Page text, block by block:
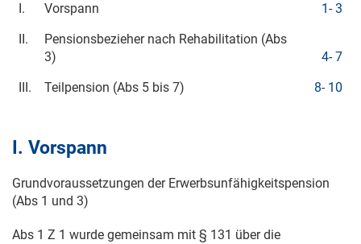
I. Vorspann 1 - 3
II.
Pensionsbezieher nach Rehabilitation (Abs
3)
4- 7
III.
Teilpension (Abs 5 bis 7) 8- 10
I. Vorspann
Grundvoraussetzungen der Erwerbsunfähigkeitspension
(Abs 1 und 3)
Abs 1 Z 1 wurde gemeinsam mit § 131 über die